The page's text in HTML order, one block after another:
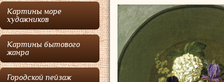
Картины море
художников
Картины бытового
жанра
Городской пейзаж